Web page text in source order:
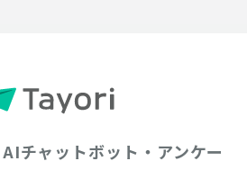
チャットボット・アンケー